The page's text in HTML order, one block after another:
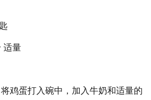
量
蛋打入碗中，加入牛奶和适量的